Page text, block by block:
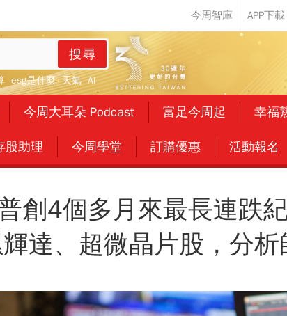
搜尋
esg是什麼 天氣 AI
今周大耳朵 Podcast 富足今周起 幸福
股助理 今周學堂 訂購優惠 活動報名
創4個多月來最長連跌
達、超微晶片股，分